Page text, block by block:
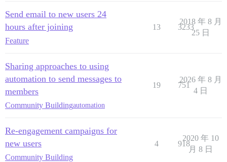
Send email to new users 24
hours after joining
Feature
13 3233
2018 年 8 月
25 日
Sharing approaches to using
automation to send messages to
members
Community Buildingautomation
19 751
2026 年 8 月
4 日
Re-engagement campaigns for
new users
Community Building
4 918
2020 年 10
月 8 日